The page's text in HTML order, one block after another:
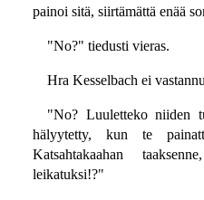
painoi sitä, siirtämättä enää
"No?" tiedusti vieras.
Hra Kesselbach ei
"No? Luuletteko niiden
hälyytetty, kun te
Katsahtakaahan
leikatuksi!?"